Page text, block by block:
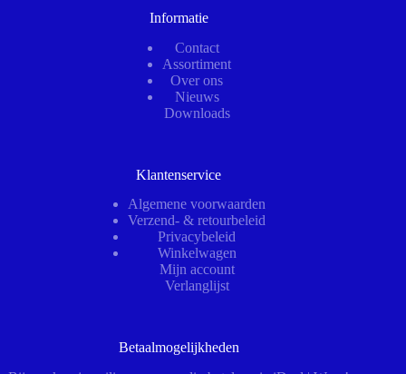
Informatie
Contact
Assortiment
Over ons
Nieuws
Downloads
Klantenservice
Algemene voorwaarden
Verzend- & retourbeleid
Privacybeleid
Winkelwagen
Mijn account
Verlanglijst
Betaalmogelijkheden